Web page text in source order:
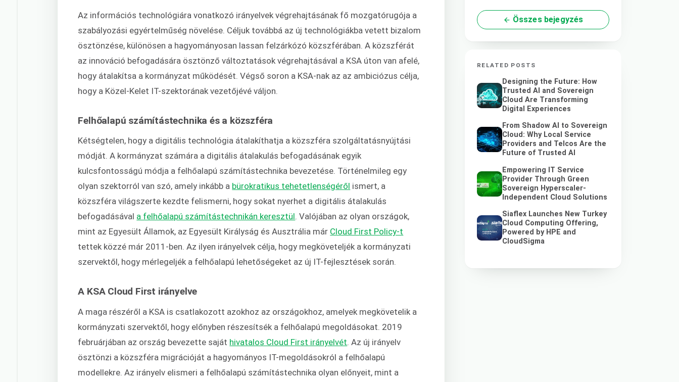
Az információs technológiára vonatkozó irányelvek végrehajtásának fő mozgatórugója a
szabályozási egyértelműség növelése. Céljuk továbbá az új technológiákba vetett bizalom
ösztönzése, különösen a hagyományosan lassan felzárkózó közszférában.A közszférát
az innováció befogadására ösztönző változtatások végrehajtásával a KSA úton van afelé,
hogy átalakítsa a kormányzat működését.Végső soron a KSA-nak az az ambiciózus célja,
hogy a Közel-Kelet IT-szektorának vezetőjévé váljon.
Felhőalapú számítástechnika és a közszféra
Kétségtelen, hogy a digitális technológia átalakíthatja a közszféra szolgáltatásnyújtási
módját. A kormányzat számára a digitális átalakulás befogadásának egyik
kulcsfontosságú módja a felhőalapú számítástechnika bevezetése. Történelmileg egy
olyan szektorról van szó, amely inkább a bürokratikus tehetetlenségéről ismert, a
közszféra világszerte kezdte felismerni, hogy sokat nyerhet a digitális átalakulás
befogadásával a felhőalapú számítástechnikán keresztül. Valójában az olyan országok,
mint az Egyesült Államok, az Egyesült Királyság és Ausztrália már Cloud First Policy-t
tettek közzé már 2011-ben. Az ilyen irányelvek célja, hogy megköveteljék a kormányzati
szervektől, hogy mérlegeljék a felhőalapú lehetőségeket az új IT-fejlesztések során.
A KSA Cloud First irányelve
A maga részéről a KSA is csatlakozott azokhoz az országokhoz, amelyek megkövetelik a
kormányzati szervektől, hogy előnyben részesítsék a felhőalapú megoldásokat. 2019
februárjában az ország bevezette saját hivatalos Cloud First irányelvét. Az új irányelv
ösztönzi a közszféra migrációját a hagyományos IT-megoldásokról a felhőalapú
modellekre. Az irányelv elismeri a felhőalapú számítástechnika olyan előnyeit, mint a
Összes bejegyzés
RELATED POSTS
Designing the Future: How
Trusted AI and Sovereign
Cloud Are Transforming
Digital Experiences
From Shadow AI to Sovereign
Cloud: Why Local Service
Providers and Telcos Are the
Future of Trusted AI
Empowering IT Service
Provider Through Green
Sovereign Hyperscaler-
Independent Cloud Solutions
Siaflex Launches New Turkey
Cloud Computing Offering,
Powered by HPE and
CloudSigma